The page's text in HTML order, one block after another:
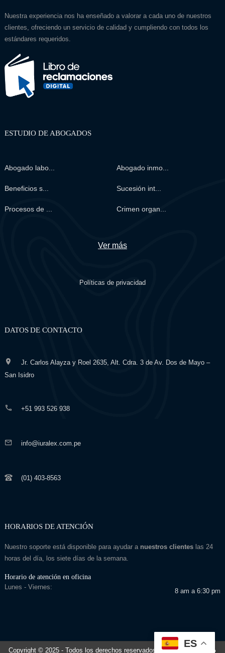
Nuestra experiencia nos ha enseñado a valorar a cada uno de nuestros
clientes, ofreciendo un servicio de calidad y cumpliendo con todos los
estándares requeridos.
ESTUDIO DE ABOGADOS
Abogado labo... Abogado inmo...
Beneficios s... Sucesión int...
Procesos de ... Crimen organ...
Ver más
Políticas de privacidad
DATOS DE CONTACTO
Jr. Carlos Alayza y Roel 2635, Alt. Cdra. 3 de Av. Dos de Mayo –
San Isidro
+51 993 526 938
info@iuralex.com.pe
(01) 403-8563
HORARIOS DE ATENCIÓN
Nuestro soporte está disponible para ayudar a nuestros clienteslas 24
horas del día, los siete días de la semana.
Horario de atención en oficina
Lunes - Viernes:
8 am a 6:30 pm
Copyright © 2025- Todos los derechos reservados Desarrollado por: Seo
ES